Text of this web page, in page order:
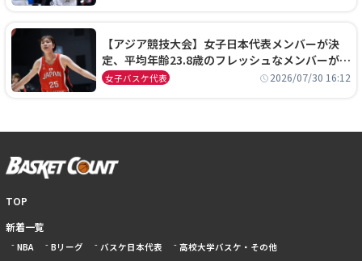
【アジア競技大会】女子日本代表メンバーが決
定、平均年齢23.8歳のフレッシュなメンバーが日
本開催の大舞台で頂点を狙う
女子バスケ代表 2026/07/30 16:12
TOP
新着一覧
NBA Bリーグ バスケ日本代表 高校大学バスケ・その他